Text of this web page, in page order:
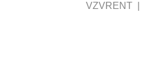
VZVRENT